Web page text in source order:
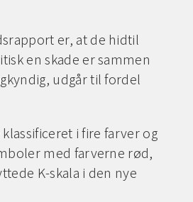
er, at de hidtil
en skade er sammen
udgår til fordel
i fire farver og
med farverne rød,
K-skala i den nye